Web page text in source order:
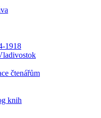
1918
čtenářům
knih